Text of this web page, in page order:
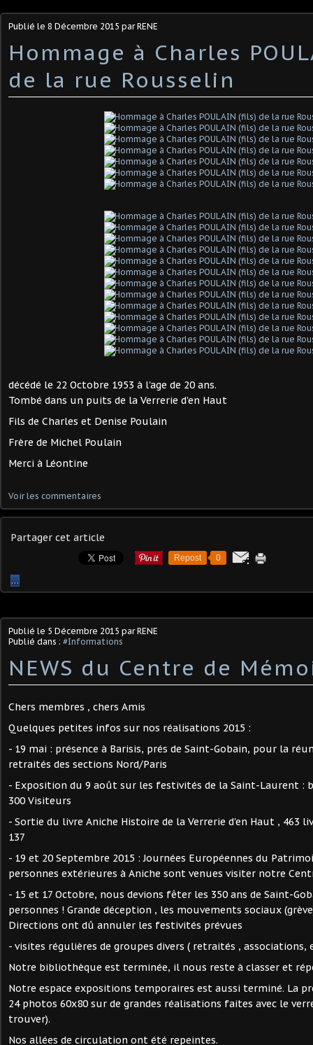
Publié le 8 Décembre 2015 par RENE
Hommage à Charles
de la rue Rousselin
décédé le 22 Octobre 1953 à l'age de 20 ans.
Tombé dans un puits de la Verrerie d'en Haut
Fils de Charles et Denise Poulain
Frère de Michel Poulain
Merci à Léontine
Voir les commentaires
Partager cet article
Repost 0
…
Publié le 5 Décembre 2015 par RENE
Publié dans : #Informations
NEWS du Centre de
Chers membres , chers Amis
Quelques petites infos sur nos réalisations 2015 :
- 19 mai : présence à Barisis, prés de Saint-Gobain, pour la
retraités des sections Nord/Paris
- Exposition du 9 août sur les festivités de la Saint-Laurent :
300 Visiteurs
- Sortie du livre Aniche Histoire de la Verrerie d'en Haut , 463
137
- 19 et 20 Septembre 2015 : Journées Européennes du
personnes extérieures à Aniche sont venues visiter notre
- 15 et 17 Octobre, nous devions fêter les 350 ans de Saint-
personnes ! Grande déception , les mouvements sociaux
Directions ont dû annuler les festivités prévues
- visites régulières de groupes divers ( retraités , associations,
Notre bibliothèque est terminée, il nous reste à classer et
Notre espace expositions temporaires est aussi terminé. La
24 photos 60x80 sur de grandes réalisations faites avec le
trouver).
Nos allées de circulation ont été repeintes.